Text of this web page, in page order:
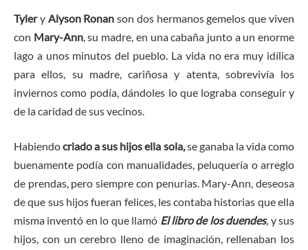
Tylery Alyson Ronan son dos hermanos gemelos que viven
con Mary-Ann, su madre, en una cabaña junto a un enorme
lago a unos minutos del pueblo. La vida no era muy idílica
para ellos, su madre, cariñosa y atenta, sobrevivía los
inviernos como podía, dándoles lo que lograba conseguir y
de la caridad de sus vecinos.
Habiendocriado a sus hijos ella sola,se ganaba la vida como
buenamente podía con manualidades, peluquería o arreglo
de prendas, pero siempre con penurias. Mary-Ann, deseosa
de que sus hijos fueran felices, les contaba historias que ella
misma inventó en lo que llamó El libro de los duendes, y sus
hijos, con un cerebro lleno de imaginación, rellenaban los